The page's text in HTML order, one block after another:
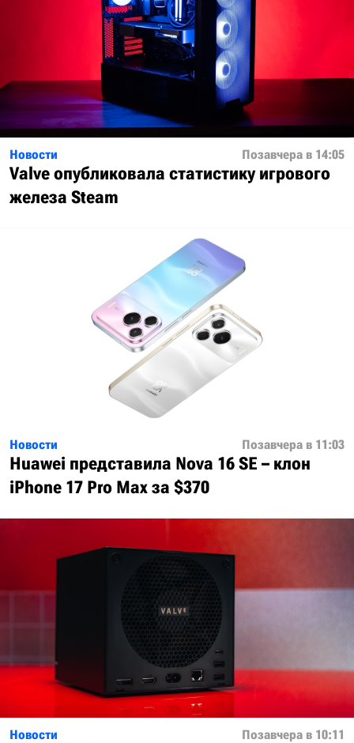
Новости Позавчера в 14:05
Valve опубликовала статистику игрового
железа Steam
Новости Позавчера в 11:03
Huawei представила Nova 16 SE – клон
iPhone 17 Pro Max за $370
Новости Позавчера в 10:11